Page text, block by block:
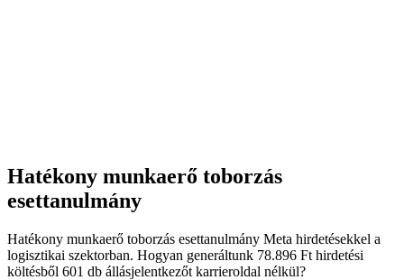
Hatékony munkaerő toborzás
esettanulmány
Hatékony munkaerő toborzás esettanulmány Meta hirdetésekkel a
logisztikai szektorban. Hogyan generáltunk 78.896 Ft hirdetési
költésből 601 db állásjelentkezőt karrieroldal nélkül?